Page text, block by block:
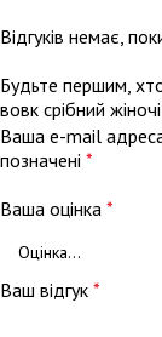
Відгуків немає,
Будьте першим,
вовк срібний
Ваша e-mail
позначені *
Ваша оцінка *
Ваш відгук *